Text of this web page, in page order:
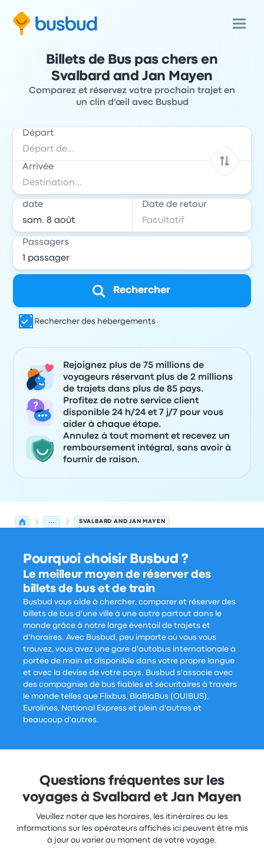
Billets de Bus pas chers en
Svalbard and Jan Mayen
Comparez et réservez votre prochain trajet en
un clin d'œil avec Busbud
Départ
Arrivée
date Date de retour
Passagers
Rechercher
Rechercher des hébergements
Rejoignez plus de 75 millions de
voyageurs réservant plus de 2 millions
de trajets dans plus de 85 pays.
Profitez de notre service client
disponible 24 h/24 et 7 j/7 pour vous
aider à chaque étape.
Annulez à tout moment et recevez un
remboursement intégral, sans avoir à
fournir de raison.
... SVALBARD AND JAN MAYEN
Pourquoi choisir Busbud ?
Le meilleur moyen de réserver des
billets de bus et de train
Busbud vous aide à chercher, comparer et réserver des
billets de bus d'une ville à une autre partout dans le
monde grâce à notre large éventail de trajets et
d'horaires. Avec Busbud, peu importe où vous vous
trouvez, vous avez une gare d'autobus internationale à
portée de main et disponible dans votre propre langue
et avec la devise de votre pays. Busbud s'associe avec
des compagnies de bus fiables et sécuritaires à travers
le monde telles que Flixbus, BlaBlaBus (OUIBUS),
Eurolines, National Express et plein d'autres et
beaucoup d'autres.
Questions fréquentes sur les
voyages à Svalbard et Jan Mayen
Veuillez noter que les horaires, les itinéraires ou les
informations sur les opérateurs affichés ici peuvent être mis
à jour ou varier au moment de votre voyage.